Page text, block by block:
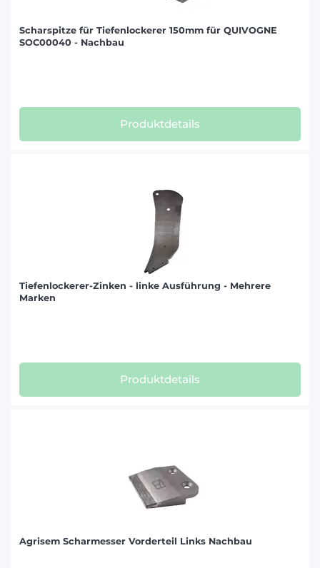
Scharspitze für Tiefenlockerer 150mm für QUIVOGNE
SOC00040 - Nachbau
Produktdetails
Tiefenlockerer-Zinken - linke Ausführung - Mehrere
Marken
Produktdetails
Agrisem Scharmesser Vorderteil Links Nachbau